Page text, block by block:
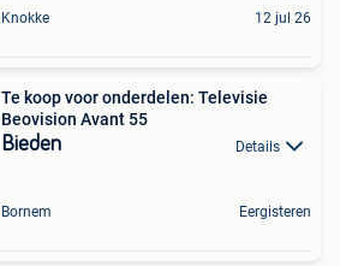
Knokke 12 jul 26
Te koop voor onderdelen: Televisie
Beovision Avant 55
Bieden Details
Bornem Eergisteren